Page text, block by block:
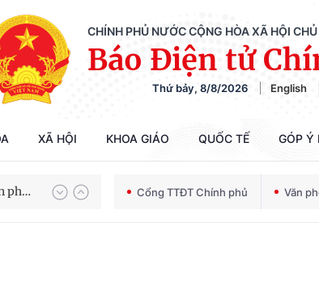
CHÍNH PHỦ NƯỚC CỘNG HÒA XÃ HỘI
Báo Điện tử
Thứ bảy, 8/8/2026 English
XÃ HỘI KHOA GIÁO QUỐC TẾ GÓP Ý
Bảo vệ nền tảng tư tưởng của Đảng trong kỷ nguyên phát triển mới Cổng TTĐT Chính phủ Văn